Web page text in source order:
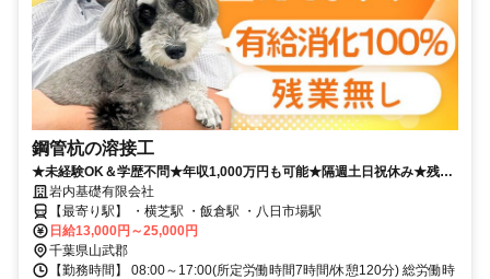
鋼管杭の溶接工
★未経験OK＆学歴不問★年収1,000万円も可能★隔週土日祝休み★残業
なし★有給取得率100％★力仕事なし
岩内基礎有限会社
【最寄り駅】 ・横芝駅 ・飯倉駅 ・八日市場駅
日給13,000円～25,000円
千葉県山武郡
【勤務時間】 08:00～17:00(所定労働時間7時間/休憩120分) 総労働時